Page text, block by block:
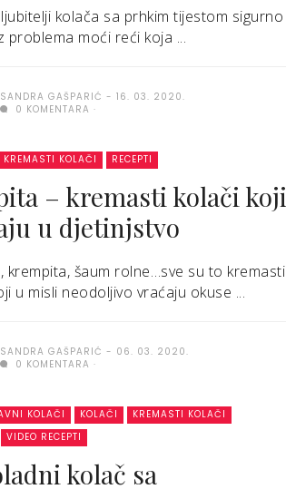
kolača sa prhkim tijestom sigurno
problema moći reći koja ...
SANDRA GAŠPARIĆ
16. 03. 2020.
0 KOMENTARA
KREMASTI KOLAČI RECEPTI
– kremasti kolači koji
u djetinjstvo
krempita, šaum rolne…sve su to kremasti
u misli neodoljivo vraćaju okuse ...
SANDRA GAŠPARIĆ
06. 03. 2020.
0 KOMENTARA
KOLAČI KOLAČI
KREMASTI KOLAČI
VIDEO RECEPTI
kolač sa